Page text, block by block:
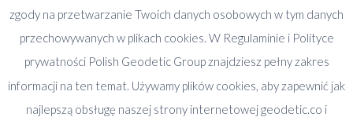
otworzy
nowym
oknie
otworzy
oknie
otworzy
oknie
Vademecum Inwestora – Due diligence nieruchomości –
70 elementów do sprawdzenia przed zakupem
zgody na przetwarzanie Twoich danych osobowych w tym danych
przechowywanych w plikach cookies. W Regulaminie i Polityce
prywatności Polish Geodetic Group znajdziesz pełny zakres
informacji na ten temat. Używamy plików cookies, aby zapewnić jak
najlepszą obsługę naszej strony internetowej geodetic.co i